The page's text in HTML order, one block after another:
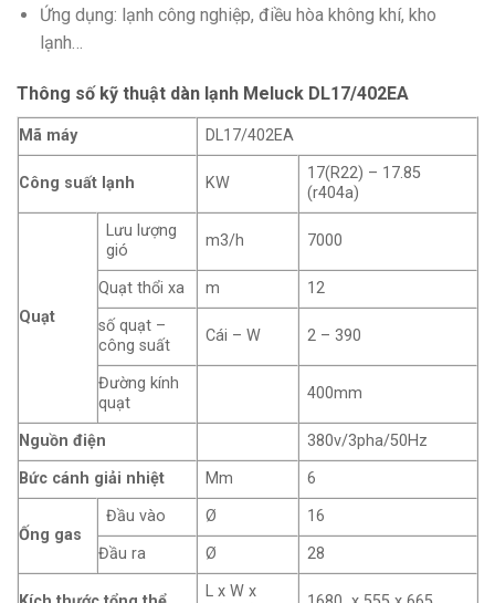
Ứng dụng: lạnh công nghiệp, điều hòa không khí, kho
lạnh…
Thông số kỹ thuật dàn lạnh Meluck DL17/402EA
Mã máy DL17/402EA
Công suất lạnh KW
17(R22) – 17.85
(r404a)
Quạt
Lưu lượng
gió
m3/h 7000
Quạt thổi xa m
12
số quạt –
công suất
Cái – W 2 – 390
Đường kính
quạt
400mm
Nguồn điện
380v/3pha/50Hz
Bức cánh giải nhiệt
Mm 6
Ống gas
Đầu vào Ø
16
Đầu ra
Ø 28
L x W x